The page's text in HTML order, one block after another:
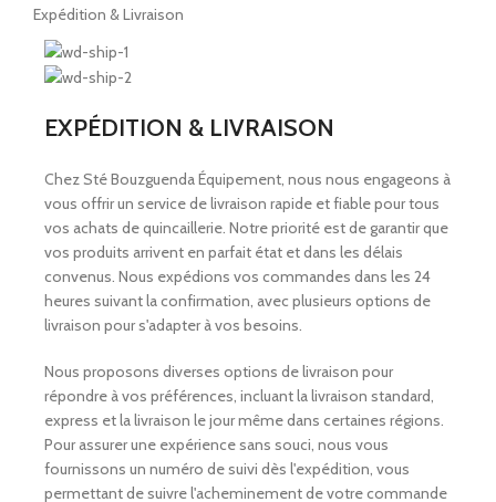
Expédition & Livraison
EXPÉDITION & LIVRAISON
Chez Sté Bouzguenda Équipement, nous nous engageons à
vous offrir un service de livraison rapide et fiable pour tous
vos achats de quincaillerie. Notre priorité est de garantir que
vos produits arrivent en parfait état et dans les délais
convenus. Nous expédions vos commandes dans les 24
heures suivant la confirmation, avec plusieurs options de
livraison pour s'adapter à vos besoins.
Nous proposons diverses options de livraison pour
répondre à vos préférences, incluant la livraison standard,
express et la livraison le jour même dans certaines régions.
Pour assurer une expérience sans souci, nous vous
fournissons un numéro de suivi dès l'expédition, vous
permettant de suivre l'acheminement de votre commande